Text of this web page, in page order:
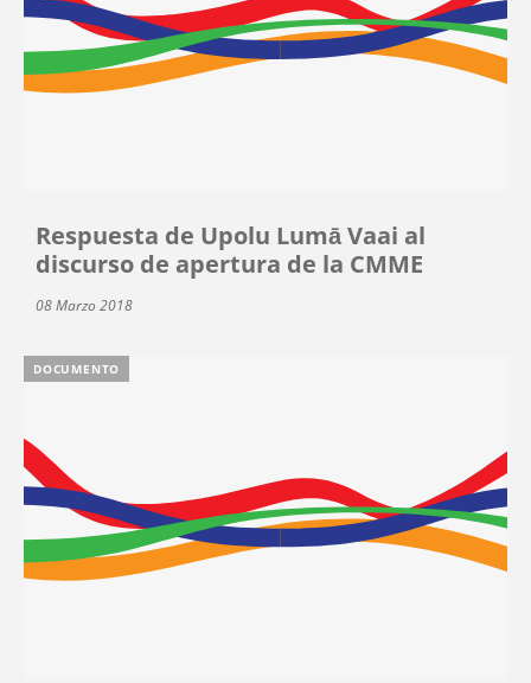
Respuesta de Upolu Lumā Vaai al
discurso de apertura de la CMME
08 Marzo 2018
DOCUMENTO